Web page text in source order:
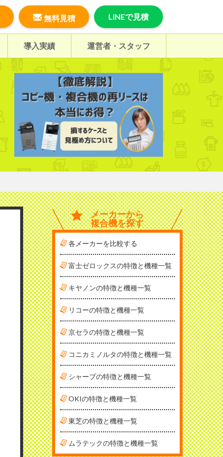
無料見積 LINEで見積
導入実績 運営者・スタッフ
メーカーから
複合機を探す
各メーカーを比較する
富士ゼロックスの特徴と機種一覧
キヤノンの特徴と機種一覧
リコーの特徴と機種一覧
京セラの特徴と機種一覧
コニカミノルタの特徴と機種一覧
シャープの特徴と機種一覧
OKIの特徴と機種一覧
東芝の特徴と機種一覧
ムラテックの特徴と機種一覧